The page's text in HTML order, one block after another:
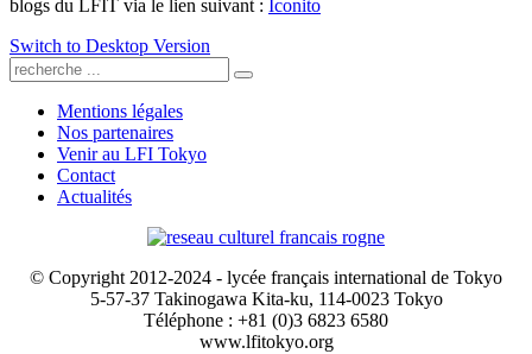
blogs du LFIT via le lien suivant : Iconito
Switch to Desktop Version
Mentions légales
Nos partenaires
Venir au LFI Tokyo
Contact
Actualités
© Copyright 2012-2024 - lycée français international de Tokyo
5-57-37 Takinogawa Kita-ku, 114-0023 Tokyo
Téléphone : +81 (0)3 6823 6580
www.lfitokyo.org